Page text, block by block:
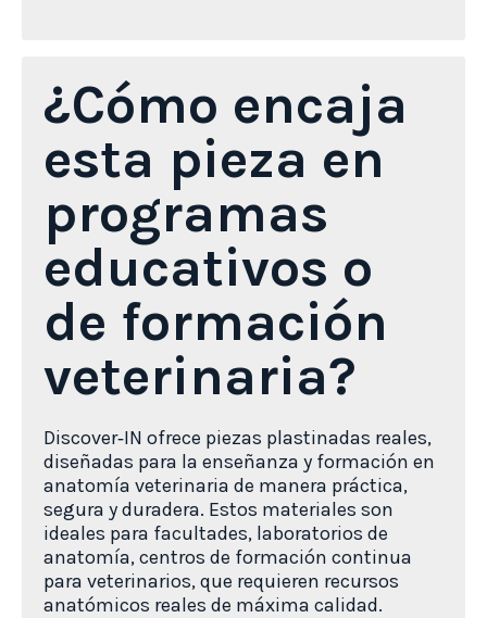
¿Cómo encaja
esta pieza en
programas
educativos o
de formación
veterinaria?
Discover‑IN ofrece piezas plastinadas reales,
diseñadas para la enseñanza y formación en
anatomía veterinaria de manera práctica,
segura y duradera. Estos materiales son
ideales para facultades, laboratorios de
anatomía, centros de formación continua
para veterinarios, que requieren recursos
anatómicos reales de máxima calidad.